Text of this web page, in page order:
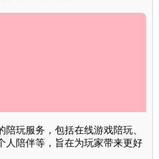
玩服务，包括在线游戏陪玩、
人陪伴等，旨在为玩家带来更好